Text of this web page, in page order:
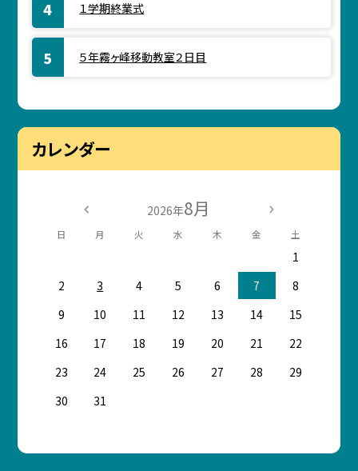
１学期終業式
５年霧ヶ峰移動教室２日目
カレンダー
2026年8月
日 月 火 水 木 金 土
1
2
3 4 5 6 7
8
9
10 11 12 13 14
15
16
17 18 19 20 21
22
23
24 25 26 27 28
29
30
31